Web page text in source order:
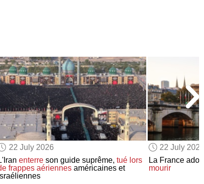
22 July 2026
enterre son guide suprême,tué lors
frappes aériennes américaines et
22 July 2026
La France
mourir